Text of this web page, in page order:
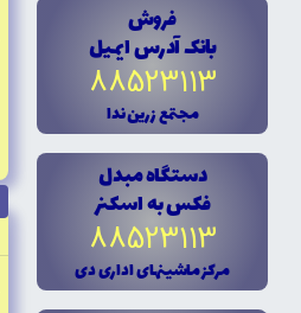
فروش
بانک آدرس ايميل
88523113
مجتمع زرين ندا
دستگاه مبدل
فکس به اسکنر
88523113
مرکز ماشينهاى ادارى دى